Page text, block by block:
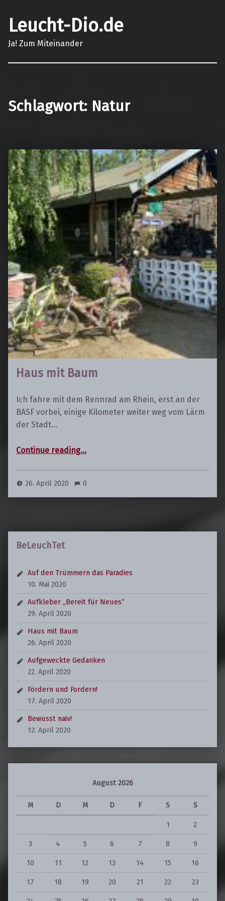
Leucht-Dio.de
Ja! Zum Miteinander
Schlagwort: Natur
Haus mit Baum
Ich fahre mit dem Rennrad am Rhein, erst an der
BASF vorbei, einige Kilometer weiter weg vom Lärm
der Stadt…
Continue reading…
26. April 2020 0
BeLeuchTet
Auf den Trümmern das Paradies
10. Mai 2020
Aufkleber „Bereit für Neues“
29. April 2020
Haus mit Baum
26. April 2020
Aufgeweckte Gedanken
22. April 2020
Fördern und Fordern!
17. April 2020
Bewusst naiv!
12. April 2020
August 2026
M D M D F S S
1 2
3 4 5 6 7 8 9
10 11 12 13 14 15 16
17 18 19 20 21 22 23